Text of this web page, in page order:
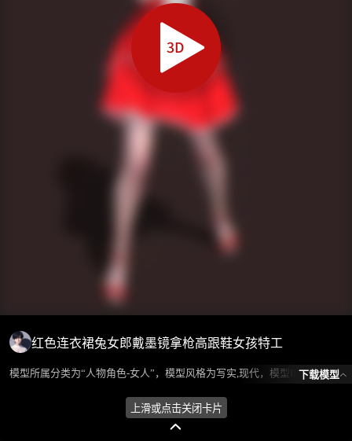
红色连衣裙兔女郎戴墨镜拿枪高跟鞋女孩特工
模型所属分类为“人物角色-女人”，模型风格为写实,现代，模型ID为102436，本模型由设计师 ℒℴѵℯ蓝色的梦এ⁵²º᭄এ 在2024-10-08 09:57:39上传，含.fbx，.gltf相关源文件下载格式，点数为1012442，面数为1678915，材质数为56，贴图数为14，CG美术之家持续为您更新与数字孪生、影视动画和游戏VR等相关优质资源。
下载模型
上滑或点击关闭卡片